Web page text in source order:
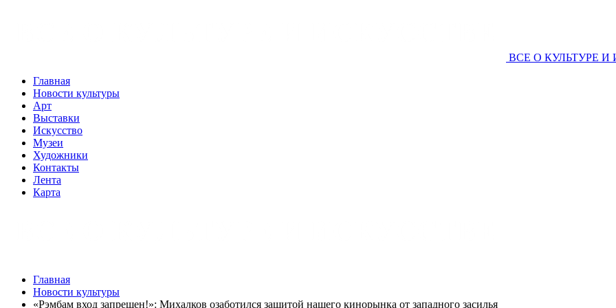
ВСЕ О КУЛЬТУРЕ И
Главная
Новости культуры
Арт
Выставки
Искусство
Музеи
Художники
Контакты
Лента
Карта
Главная
Новости культуры
«Рэмбам вход запрещен!»: Михалков озаботился защитой нашего кинорынка от западного засилья